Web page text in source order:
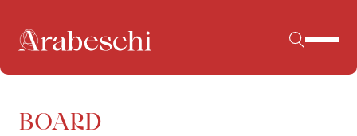
BOARD